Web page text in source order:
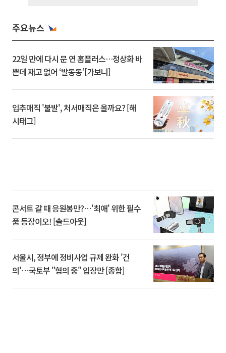
주요뉴스
22일 만에 다시 문 연 홈플러스…정상화 바
쁜데 재고 없어 ‘발동동’[가보니]
입추매직 '불발', 처서매직은 올까요? [해
시태그]
콘서트 갈 때 응원봉만?⋯'최애' 위한 필수
품 등장이오! [솔드아웃]
서울시, 정부에 정비사업 규제 완화 '건
의'⋯국토부 "협의 중" 입장만 [종합]